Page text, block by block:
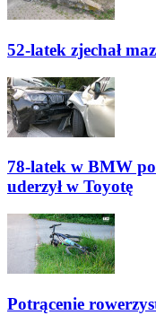
52-latek zjechał
78-latek w BMW
uderzył w Toyotę
Potrącenie